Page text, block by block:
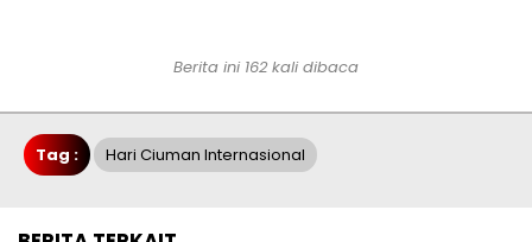
Berita ini 162 kali dibaca
Tag : Hari Ciuman Internasional